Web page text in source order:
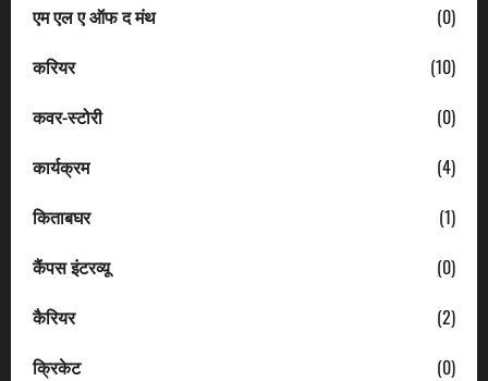
एम एल ए ऑफ द मंथ
(0)
करियर
(10)
कवर-स्टोरी
(0)
कार्यक्रम
(4)
किताबघर
(1)
कैंपस इंटरव्यू
(0)
कैरियर
(2)
क्रिकेट
(0)